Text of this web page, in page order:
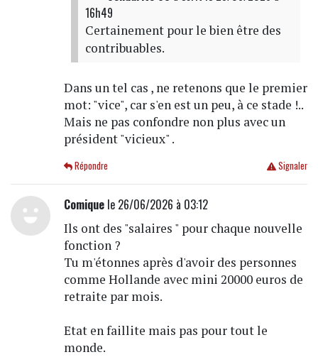
16h49
Certainement pour le bien être des
contribuables.
Dans un tel cas , ne retenons que le premier
mot: "vice", car s'en est un peu, à ce stade !..
Mais ne pas confondre non plus avec un
président "vicieux" .
Signaler
Répondre
Comiquele 26/06/2026 à 03:12
Ils ont des "salaires " pour chaque nouvelle
fonction ?
Tu m'étonnes après d'avoir des personnes
comme Hollande avec mini 20000 euros de
retraite par mois.
Etat en faillite mais pas pour tout le
monde.